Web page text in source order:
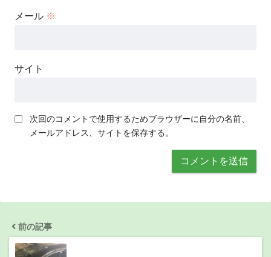
メール ※
サイト
次回のコメントで使用するためブラウザーに自分の名前、
メールアドレス、サイトを保存する。
前の記事